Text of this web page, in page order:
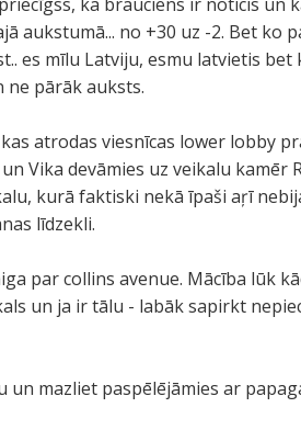
aukstumā... no +30 uz -2. Bet ko
es mīlu Latviju, esmu latvietis
ne pārāk auksts.
atrodas viesnīcas lower lobby
Vika devāmies uz veikalu kamēr
kurā faktiski nekā īpaši aŗī
līdzekli.
par collins avenue. Mācība lūk
un ja ir tālu - labāk sapirkt
mazliet paspēlējāmies ar